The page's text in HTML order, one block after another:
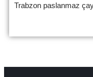
Trabzon paslanmaz